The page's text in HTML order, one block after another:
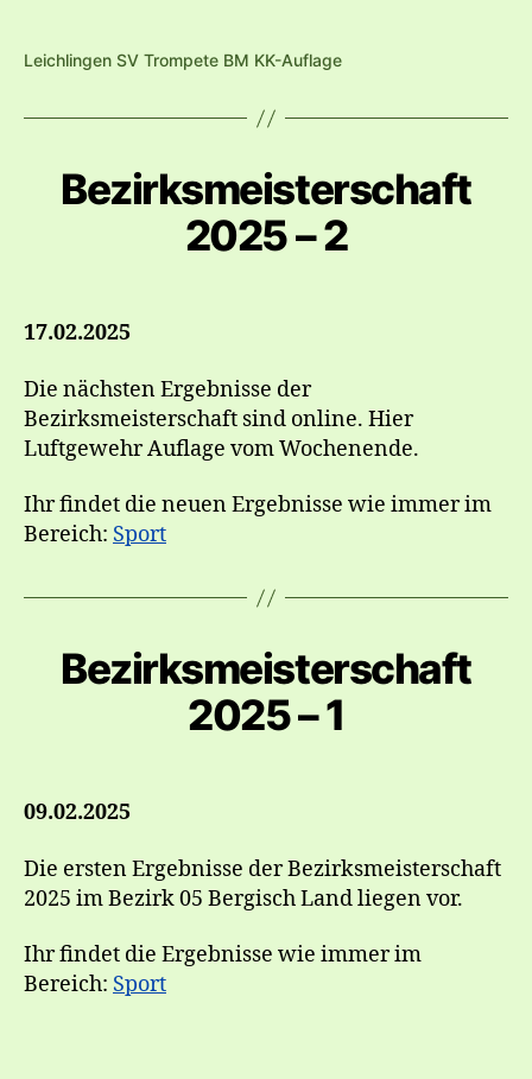
Leichlingen SV Trompete BM KK-Auflage
Bezirksmeisterschaft
2025 – 2
17.02.2025
Die nächsten Ergebnisse der
Bezirksmeisterschaft sind online. Hier
Luftgewehr Auflage vom Wochenende.
Ihr findet die neuen Ergebnisse wie immer im
Bereich: Sport
Bezirksmeisterschaft
2025 – 1
09.02.2025
Die ersten Ergebnisse der Bezirksmeisterschaft
2025 im Bezirk 05 Bergisch Land liegen vor.
Ihr findet die Ergebnisse wie immer im
Bereich: Sport